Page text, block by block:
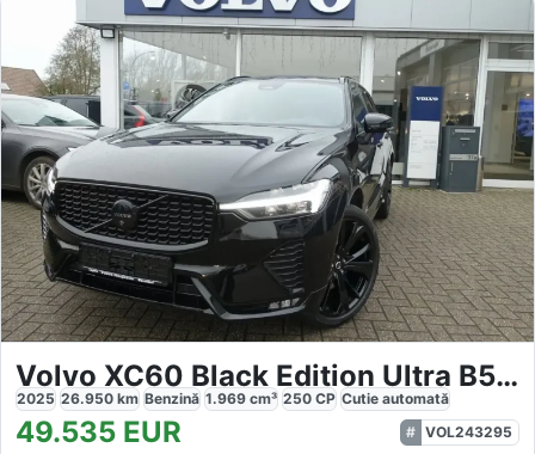
Volvo XC60 Black Edition Ultra B5 AWD
2025 26.950 km Benzină 1.969 cm³ 250 CP Cutie automată
49.535 EUR
VOL243295